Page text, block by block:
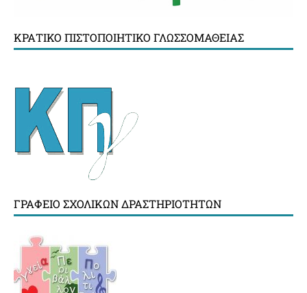
ΚΡΑΤΙΚΌ ΠΙΣΤΟΠΟΙΗΤΙΚΌ ΓΛΩΣΣΟΜΆΘΕΙΑΣ
ΓΡΑΦΕΊΟ ΣΧΟΛΙΚΏΝ ΔΡΑΣΤΗΡΙΟΤΉΤΩΝ